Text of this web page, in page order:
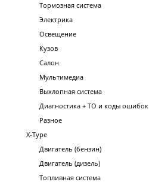
Тормозная система
Электрика
Освещение
Кузов
Салон
Мультимедиа
Выхлопная система
Диагностика + ТО и коды ошибок
Разное
X-Type
Двигатель (бензин)
Двигатель (дизель)
Топливная система